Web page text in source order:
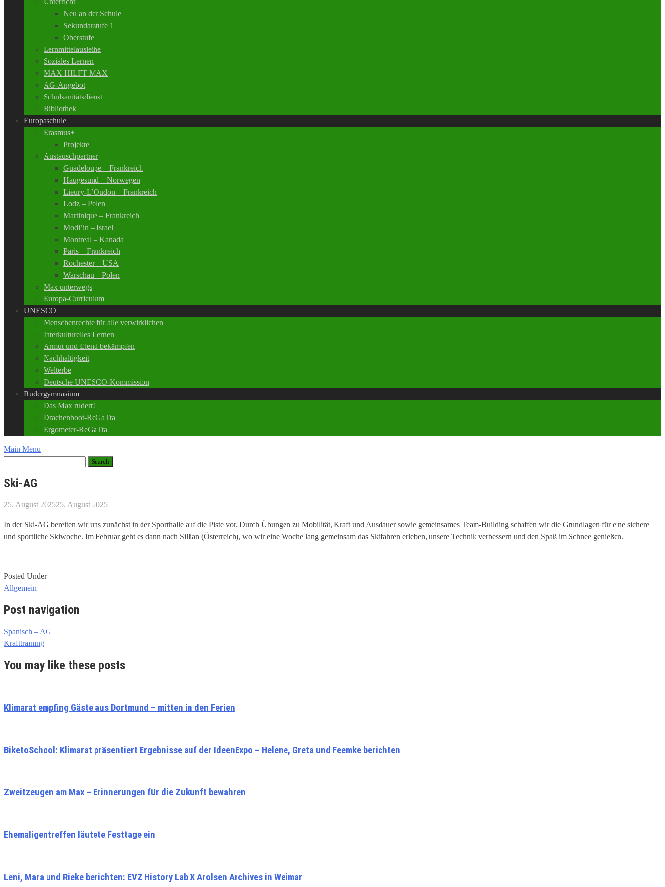
Unterricht
Neu an der Schule
Sekundarstufe 1
Oberstufe
Lernmittelausleihe
Soziales Lernen
MAX HILFT MAX
AG-Angebot
Schulsanitätsdienst
Bibliothek
Europaschule
Erasmus+
Projekte
Austauschpartner
Guadeloupe – Frankreich
Haugesund – Norwegen
Lieury-L’Oudon – Frankreich
Lodz – Polen
Martinique – Frankreich
Modi’in – Israel
Montreal – Kanada
Paris – Frankreich
Rochester – USA
Warschau – Polen
Max unterwegs
Europa-Curriculum
UNESCO
Menschenrechte für alle verwirklichen
Interkulturelles Lernen
Armut und Elend bekämpfen
Nachhaltigkeit
Welterbe
Deutsche UNESCO-Kommission
Rudergymnasium
Das Max rudert!
Drachenboot-ReGaTta
Ergometer-ReGaTta
Main Menu
Ski-AG
25. August 202525. August 2025
In der Ski-AG bereiten wir uns zunächst in der Sporthalle auf die Piste vor. Durch Übungen zu Mobilität, Kraft und Ausdauer sowie gemeinsames Team-Building schaffen wir die Grundlagen für eine sichere
und sportliche Skiwoche. Im Februar geht es dann nach Sillian (Österreich), wo wir eine Woche lang gemeinsam das Skifahren erleben, unsere Technik verbessern und den Spaß im Schnee genießen.
Posted Under
Allgemein
Post navigation
Spanisch – AG
Krafttraining
You may like these posts
Klimarat empfing Gäste aus Dortmund – mitten in den Ferien
BiketoSchool: Klimarat präsentiert Ergebnisse auf der IdeenExpo – Helene, Greta und Feemke berichten
Zweitzeugen am Max – Erinnerungen für die Zukunft bewahren
Ehemaligentreffen läutete Festtage ein
Leni, Mara und Rieke berichten: EVZ History Lab X Arolsen Archives in Weimar